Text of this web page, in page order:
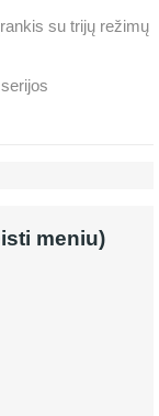
su trijų režimų
meniu)